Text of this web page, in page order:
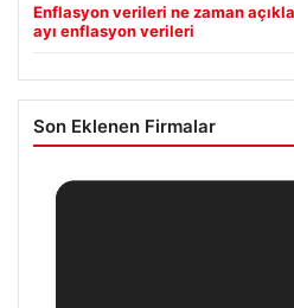
Enflasyon verileri ne zaman
ayı enflasyon verileri
Son Eklenen Firmalar